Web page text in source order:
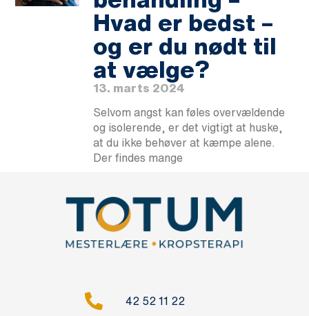
Hvad er bedst –
og er du nødt til
at vælge?
13. marts 2024
Selvom angst kan føles overvældende
og isolerende, er det vigtigt at huske,
at du ikke behøver at kæmpe alene.
Der findes mange
42 52 11 22